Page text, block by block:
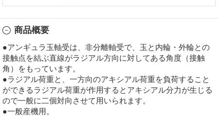
商品概要
●アンギュラ玉軸受は、非分離軸受で、玉と内輪・外輪との
接触点を結ぶ直線がラジアル方向に対してある角度（接触
角）をもっています。
●ラジアル荷重と、一方向のアキシアル荷重を負荷すること
ができるラジアル荷重が作用するとアキシアル分力が生じる
ので一般に二個対向させて用いられます。
●一般産機用。